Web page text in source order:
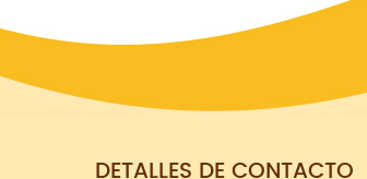
DETALLES DE CONTACTO